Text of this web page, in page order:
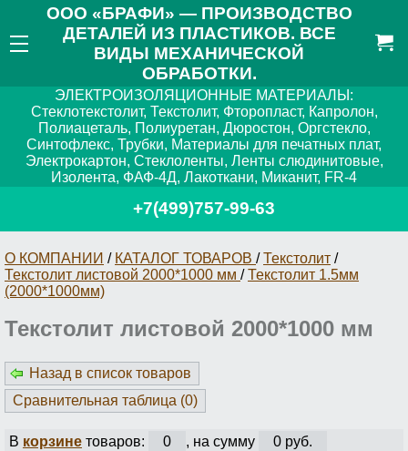
ООО «БРАФИ» — ПРОИЗВОДСТВО
ДЕТАЛЕЙ ИЗ ПЛАСТИКОВ. ВСЕ
ВИДЫ МЕХАНИЧЕСКОЙ
ОБРАБОТКИ.
ЭЛЕКТРОИЗОЛЯЦИОННЫЕ МАТЕРИАЛЫ:
Стеклотекстолит, Текстолит, Фторопласт, Капролон,
Полиацеталь, Полиуретан, Дюростон, Оргстекло,
Синтофлекс, Трубки, Материалы для печатных плат,
Электрокартон, Стеклоленты, Ленты слюдинитовые,
Изолента, ФАФ-4Д, Лакоткани, Миканит, FR-4
+7(499)757-99-63
О КОМПАНИИ / КАТАЛОГ ТОВАРОВ /Текстолит /
Текстолит листовой 2000*1000 мм /Текстолит 1.5мм
(2000*1000мм)
Текстолит листовой 2000*1000 мм
Назад в список товаров
Сравнительная таблица (0)
В корзинетоваров: 0 , на сумму 0 руб.